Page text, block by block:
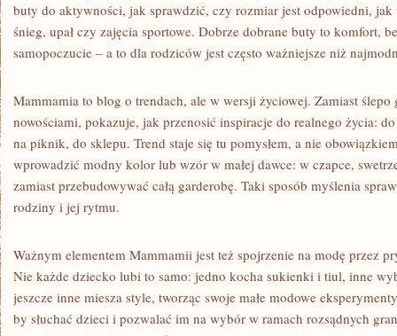
buty do aktywności, jak sprawdzić, czy rozmiar jest odpowiedni, jak
śnieg, upał czy zajęcia sportowe. Dobrze dobrane buty to komfort,
samopoczucie – a to dla rodziców jest często ważniejsze niż
Mammamia to blog o trendach, ale w wersji życiowej. Zamiast ślepo
nowościami, pokazuje, jak przenosić inspiracje do realnego życia:
na piknik, do sklepu. Trend staje się tu pomysłem, a nie
wprowadzić modny kolor lub wzór w małej dawce: w czapce,
zamiast przebudowywać całą garderobę. Taki sposób myślenia
rodziny i jej rytmu.
Ważnym elementem Mammamii jest też spojrzenie na modę przez
Nie każde dziecko lubi to samo: jedno kocha sukienki i tiul, inne
jeszcze inne miesza style, tworząc swoje małe modowe
by słuchać dzieci i pozwalać im na wybór w ramach rozsądnych